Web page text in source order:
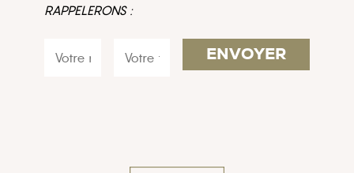
RAPPELERONS :